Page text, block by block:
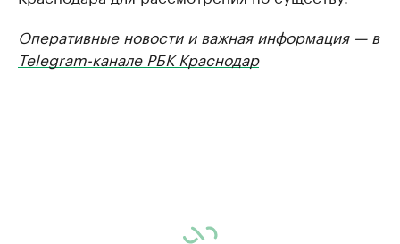
Оперативные новости и важная информация — в
Telegram-канале РБК Краснодар